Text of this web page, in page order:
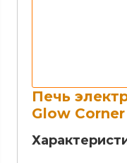
Печь
Glow